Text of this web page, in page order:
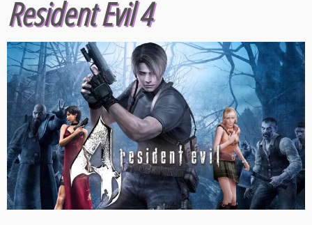
Resident Evil 4